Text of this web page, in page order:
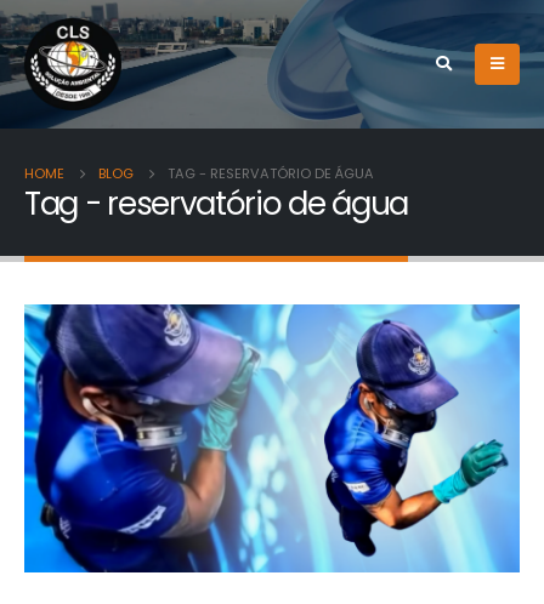
HOME BLOG TAG - RESERVATÓRIO DE ÁGUA
Tag - reservatório de água